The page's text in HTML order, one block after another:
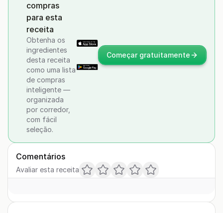
compras
para esta
receita
Obtenha os
ingredientes
desta receita
como uma lista
de compras
inteligente —
organizada
por corredor,
com fácil
seleção.
Começar gratuitamente
Comentários
Avaliar esta receita